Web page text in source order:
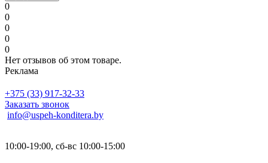
0
0
0
0
0
Нет отзывов об этом товаре.
Реклама
+375 (33) 917-32-33
Заказать звонок
info@uspeh-konditera.by
10:00-19:00, сб-вс 10:00-15:00